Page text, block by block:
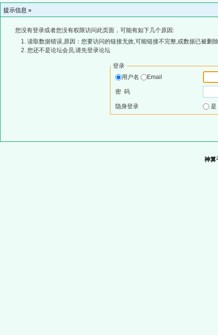
提示信息 »
您没有登录或者您没有权限访问此页面，可能有如下几个原因:
读取数据错误,原因：您要访问的链接无效,可能链接不完整,或数据已被删
您还不是论坛会员,请先登录论坛
登录
用户名
Email
密 码
隐身登录
神算